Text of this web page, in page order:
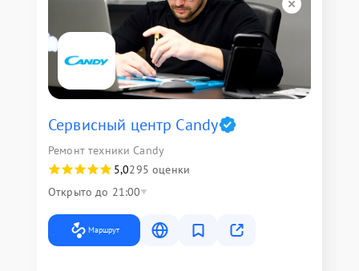
Сервисный центр Candy
Ремонт техники Candy
5,0295 оценки
Открыто до 21:00
Маршрут